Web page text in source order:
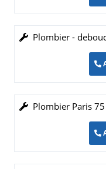
Plombier -
Plombier Paris 75